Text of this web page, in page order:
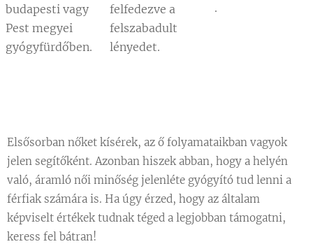
budapesti vagy
Pest megyei
gyógyfürdőben.
felfedezve a
felszabadult
lényedet.
.
Elsősorban nőket kísérek, az ő folyamataikban vagyok
jelen segítőként. Azonban hiszek abban, hogy a helyén
való, áramló női minőség jelenléte gyógyító tud lenni a
férfiak számára is. Ha úgy érzed, hogy az általam
képviselt értékek tudnak téged a legjobban támogatni,
keress fel bátran!